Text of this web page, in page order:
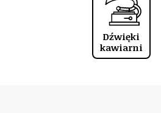
Dźwięki
kawiarni